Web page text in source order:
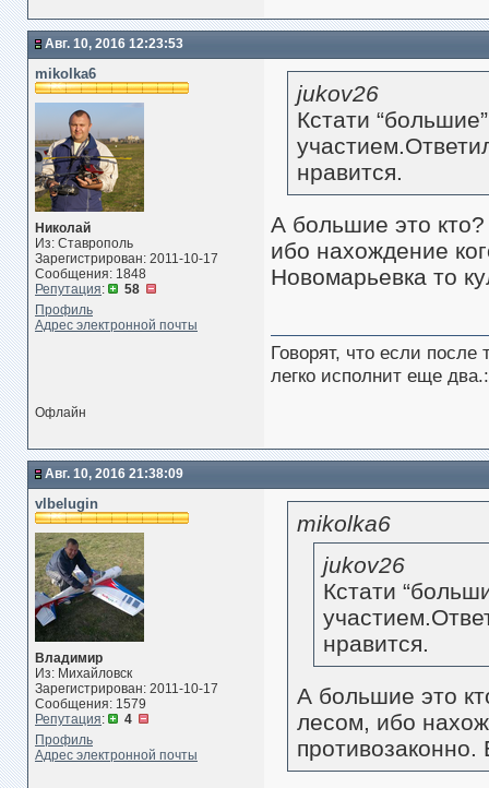
Авг. 10, 2016 12:23:53
mikolka6
Николай
Из: Ставрополь
Зарегистрирован: 2011-10-17
Сообщения: 1848
Репутация:
58
Профиль
Адрес электронной почты
jukov26
Кстати
нравится.
А большие это
ибо нахождение
Новомарьевка то
Говорят, что если
легко исполнит еще
Офлайн
Авг. 10, 2016 21:38:09
vlbelugin
Владимир
Из: Михайловск
Зарегистрирован: 2011-10-17
Сообщения: 1579
Репутация:
4
Профиль
Адрес электронной почты
mikolka6
jukov26
Кстати
нравится.
А большие это
лесом, ибо
противозаконно.